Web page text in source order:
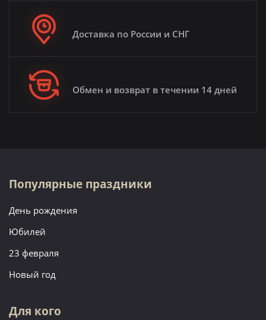
Доставка по России и СНГ
Обмен и возврат в течении 14 дней
Популярные праздники
День рождения
Юбилей
23 февраля
Новый год
Для кого